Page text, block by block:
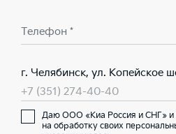
Телефон *
г. Челябинск, ул. Копейское
+7 (351) 274-40-40
Даю ООО «Киа Россия и СНГ» и
на обработку своих